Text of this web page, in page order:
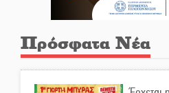
Πρόσφατα Νέα